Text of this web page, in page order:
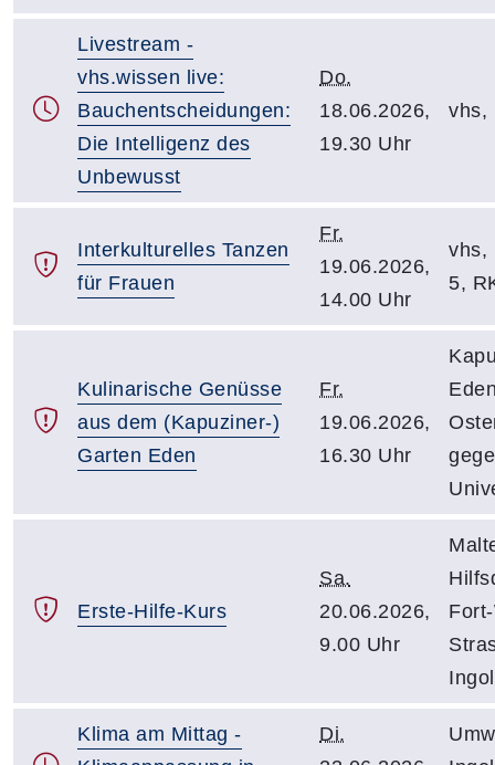
Livestream -
vhs.wissen live:
Bauchentscheidungen:
Die Intelligenz des
Unbewusst
Do.
18.06.2026,
19.30 Uhr
vhs,
Interkulturelles Tanzen
für Frauen
Fr.
19.06.2026,
14.00 Uhr
vhs,
5,
Kulinarische Genüsse
aus dem (Kapuziner-)
Garten Eden
Fr.
19.06.2026,
16.30 Uhr
Erste-Hilfe-Kurs
Sa.
20.06.2026,
9.00 Uhr
Klima am Mittag -
Di.